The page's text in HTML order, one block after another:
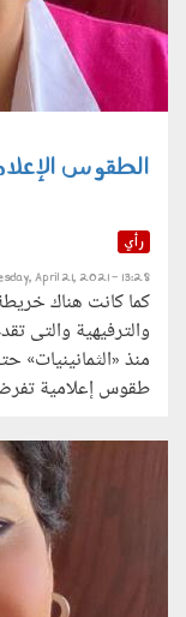
الطقوس
رأي
April 21, 2021 - 13:28
كما كانت هناك
والترفيهية والتى
طقوس إعلامية